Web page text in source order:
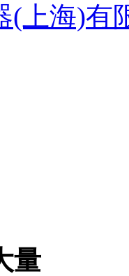
(上海)有
量